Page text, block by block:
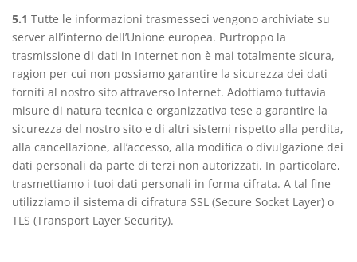
5.1 Tutte le informazioni trasmesseci vengono archiviate su
server all’interno dell’Unione europea. Purtroppo la
trasmissione di dati in Internet non è mai totalmente sicura,
ragion per cui non possiamo garantire la sicurezza dei dati
forniti al nostro sito attraverso Internet. Adottiamo tuttavia
misure di natura tecnica e organizzativa tese a garantire la
sicurezza del nostro sito e di altri sistemi rispetto alla perdita,
alla cancellazione, all’accesso, alla modifica o divulgazione dei
dati personali da parte di terzi non autorizzati. In particolare,
trasmettiamo i tuoi dati personali in forma cifrata. A tal fine
utilizziamo il sistema di cifratura SSL (Secure Socket Layer) o
TLS (Transport Layer Security).